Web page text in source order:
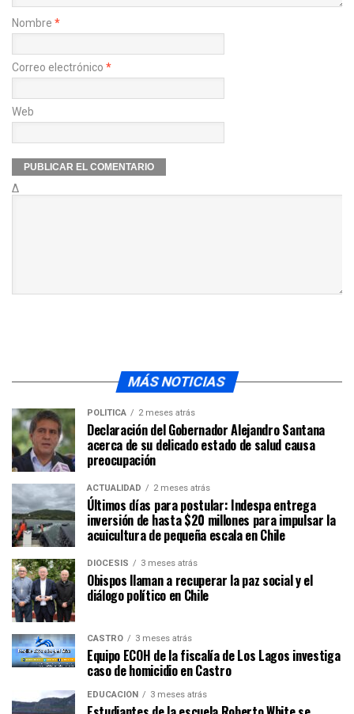
Nombre *
Correo electrónico *
Web
Δ
MÁS NOTICIAS
POLÍTICA 2 meses atrás
Declaración del Gobernador Alejandro Santana
acerca de su delicado estado de salud causa
preocupación
ACTUALIDAD 2 meses atrás
Últimos días para postular: Indespa entrega
inversión de hasta $20 millones para impulsar la
acuicultura de pequeña escala en Chile
DIÓCESIS 3 meses atrás
Obispos llaman a recuperar la paz social y el
diálogo político en Chile
CASTRO 3 meses atrás
Equipo ECOH de la fiscalía de Los Lagos investiga
caso de homicidio en Castro
EDUCACIÓN 3 meses atrás